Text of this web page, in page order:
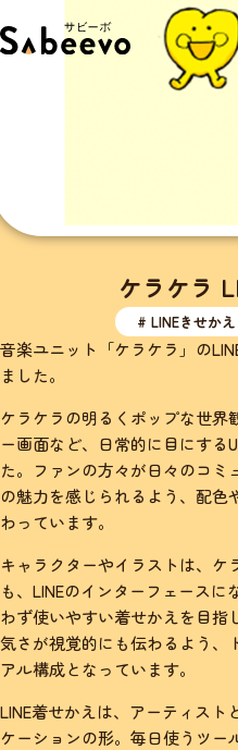
ケラケラ
# LINEきせかえ
音楽ユニット「ケラケラ」の
ました。
ケラケラの明るくポップな世界
ー画面など、日常的に目にする
た。ファンの方々が日々のコミ
の魅力を感じられるよう、配色
わっています。
キャラクターやイラストは、ケ
も、LINEのインターフェース
わず使いやすい着せかえを目指
気さが視覚的にも伝わるよう、
アル構成となっています。
LINE着せかえは、アーティス
ケーションの形。毎日使うツー